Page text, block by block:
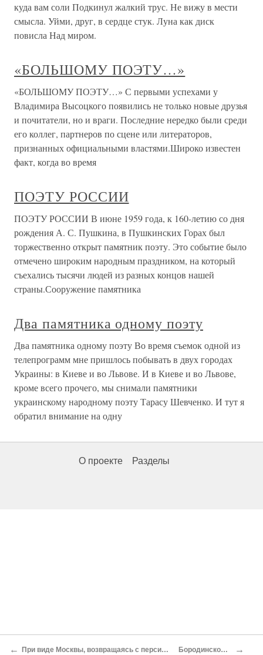
куда вам соли Подкинул жалкий трус. Не вижу в мести
смысла. Уйми, друг, в сердце стук. Луна как диск
повисла Над миром.
«БОЛЬШОМУ ПОЭТУ…»
«БОЛЬШОМУ ПОЭТУ…» С первыми успехами у
Владимира Высоцкого появились не только новые друзья
и почитатели, но и враги. Последние нередко были среди
его коллег, партнеров по сцене или литераторов,
признанных официальными властями.Широко известен
факт, когда во время
ПОЭТУ РОССИИ
ПОЭТУ РОССИИ В июне 1959 года, к 160-летию со дня
рождения А. С. Пушкина, в Пушкинских Горах был
торжественно открыт памятник поэту. Это событие было
отмечено широким народным праздником, на который
съехались тысячи людей из разных концов нашей
страны.Сооружение памятника
Два памятника одному поэту
Два памятника одному поэту Во время съемок одной из
телепрограмм мне пришлось побывать в двух городах
Украины: в Киеве и во Львове. И в Киеве и во Львове,
кроме всего прочего, мы снимали памятники
украинскому народному поэту Тарасу Шевченко. И тут я
обратил внимание на одну
О проекте Разделы
← При виде Москвы, возвращаясь с персидской войны Бородинское поле →